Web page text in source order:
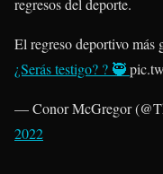
regresos del deporte.
El regreso deportivo más
¿Serás testigo? ? 🥷
— Conor McGregor
2022